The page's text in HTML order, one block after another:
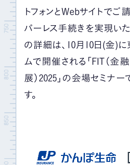
トフォンとWebサイトでご
パーレス手続きを実現い
の詳細は、10月10日(金)
ムで開催される「FIT（金
展）2025」の会場セミナー
す。